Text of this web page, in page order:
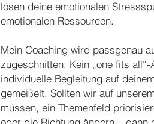
lösen deine emotionalen
emotionalen Ressourcen.
Mein Coaching wird passgenau
zugeschnitten. Kein „one fits
individuelle Begleitung auf
gemeißelt. Sollten wir auf
müssen, ein Themenfeld